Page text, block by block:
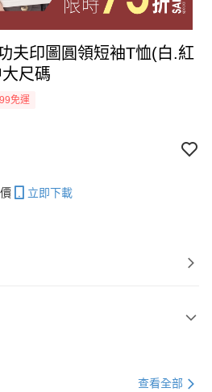
夫印圖圓領短袖T恤(白.紅
尺碼
免運
立即下載
查看全部